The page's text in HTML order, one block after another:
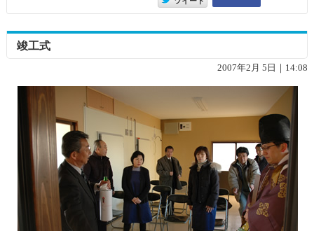
竣工式
2007年2月 5日｜14:08